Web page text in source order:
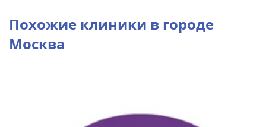
Похожие клиники в городе
Москва